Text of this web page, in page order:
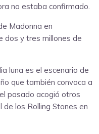
no estaba confirmado.
Madonna en
dos y tres millones de
luna es el escenario de
que también convoca a
pasado acogió otros
los Rolling Stones en